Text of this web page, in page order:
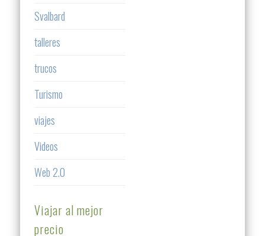
Svalbard
talleres
trucos
Turismo
viajes
Videos
Web 2.0
Viajar al mejor
precio